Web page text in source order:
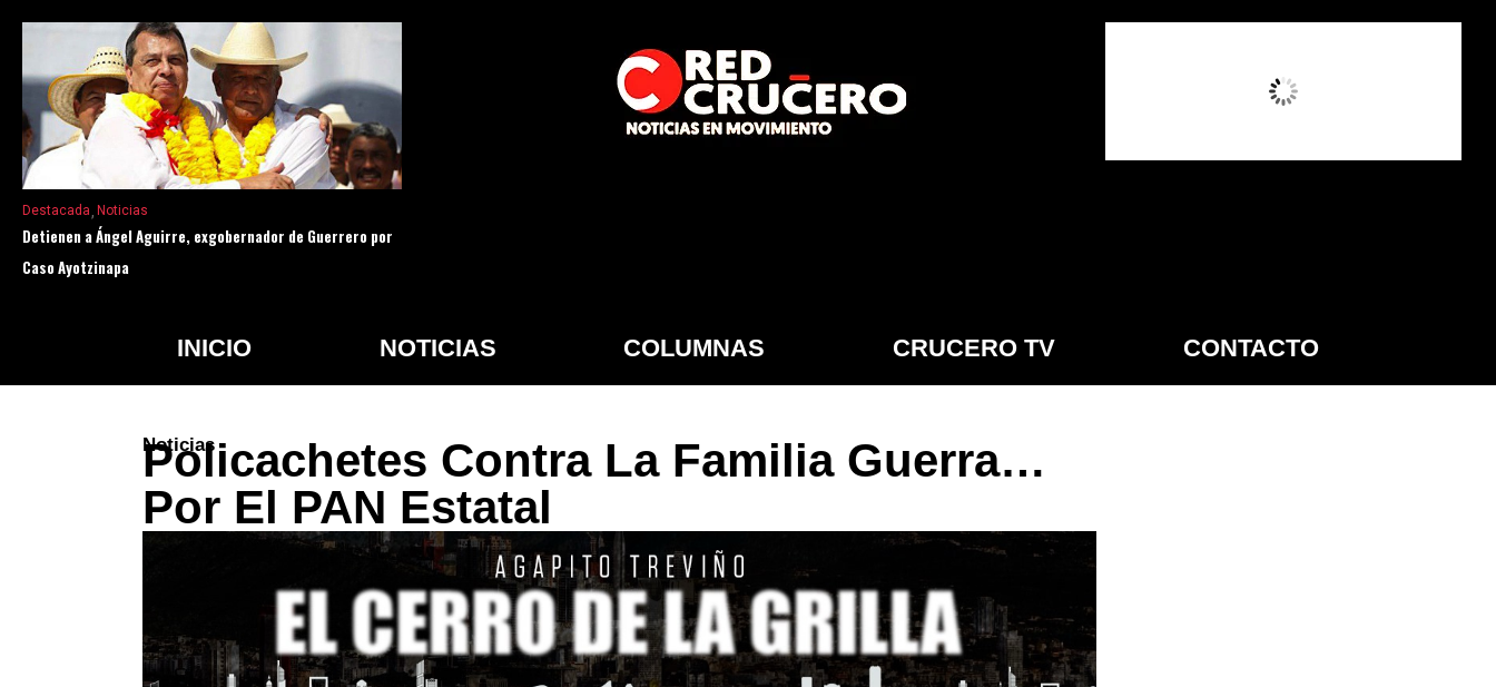
Destacada Noticias
Detienen a Ángel Aguirre, exgobernador de Guerrero por
Caso Ayotzinapa
INICIO NOTICIAS COLUMNAS CRUCERO TV CONTACTO
Noticias
Policachetes Contra La Familia Guerra…
Por El PAN Estatal